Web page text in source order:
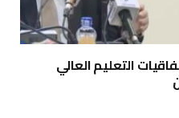
التعليم العالي